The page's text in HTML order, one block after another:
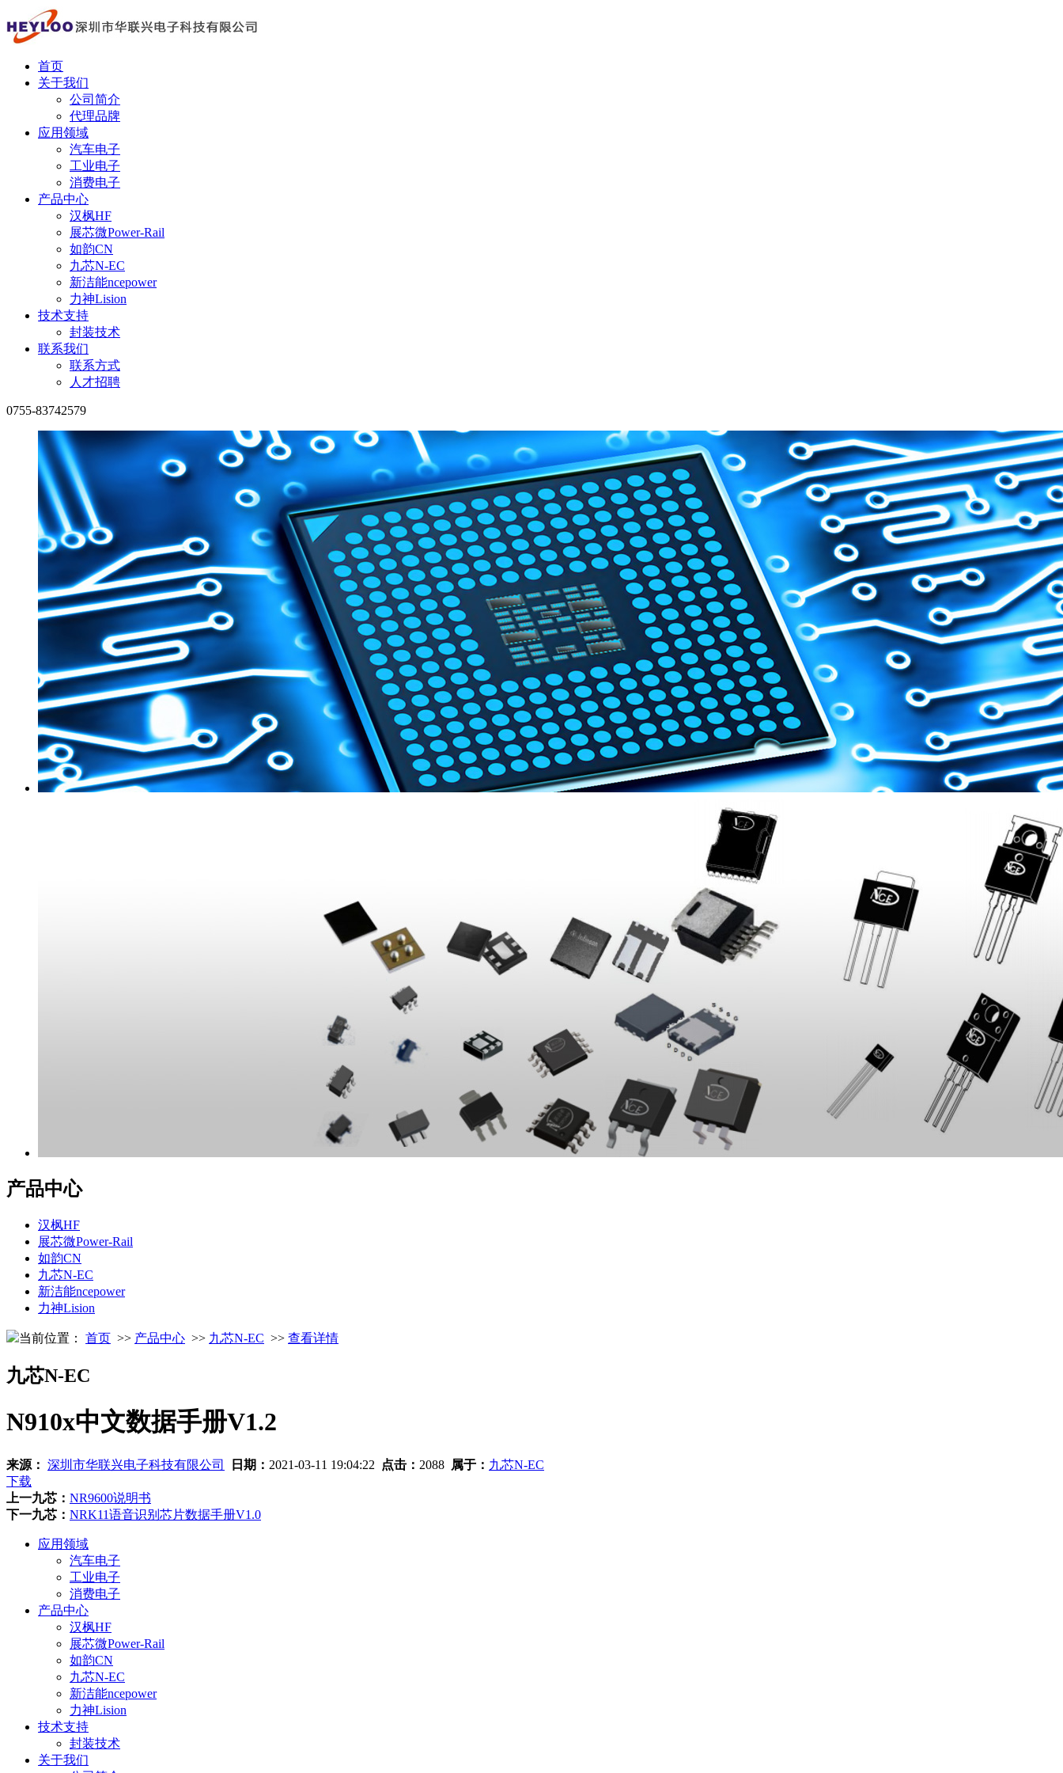
首页
关于我们
公司简介
代理品牌
应用领域
汽车电子
工业电子
消费电子
产品中心
汉枫HF
展芯微Power-Rail
如韵CN
九芯N-EC
新洁能ncepower
力神Lision
技术支持
封装技术
联系我们
联系方式
人才招聘
0755-83742579
产品中心
汉枫HF
展芯微Power-Rail
如韵CN
九芯N-EC
新洁能ncepower
力神Lision
当前位置： 首页 >> 产品中心 >> 九芯N-EC >> 查看详情
九芯N-EC
N910x中文数据手册V1.2
来源： 深圳市华联兴电子科技有限公司 日期： 2021-03-11 19:04:22 点击： 2088 属于： 九芯N-EC
下载
上一九芯： NR9600说明书
下一九芯： NRK11语音识别芯片数据手册V1.0
应用领域
汽车电子
工业电子
消费电子
产品中心
汉枫HF
展芯微Power-Rail
如韵CN
九芯N-EC
新洁能ncepower
力神Lision
技术支持
封装技术
关于我们